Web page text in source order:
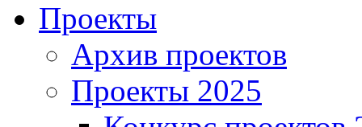
Проекты
Архив проектов
Проекты 2025